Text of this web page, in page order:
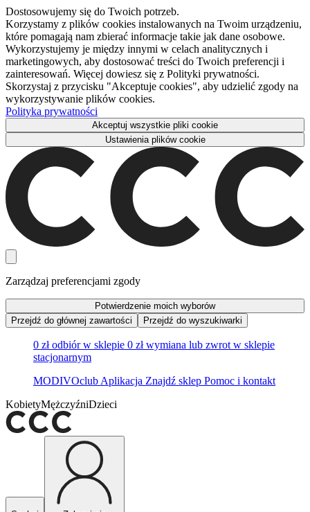
Dostosowujemy się do Twoich potrzeb.
Korzystamy z plików cookies instalowanych na Twoim urządzeniu,
które pomagają nam zbierać informacje takie jak dane osobowe.
Wykorzystujemy je między innymi w celach analitycznych i
marketingowych, aby dostosować treści do Twoich preferencji i
zainteresowań. Więcej dowiesz się z Polityki prywatności.
Skorzystaj z przycisku "Akceptuje cookies", aby udzielić zgody na
wykorzystywanie plików cookies.
Polityka prywatności
Akceptuj wszystkie pliki cookie
Ustawienia plików cookie
Zarządzaj preferencjami zgody
Potwierdzenie moich wyborów
Przejdź do głównej zawartości
Przejdź do wyszukiwarki
0 zł odbiór w sklepie 0 zł wymiana lub zwrot w sklepie
stacjonarnym
MODIVOclub Aplikacja Znajdź sklep Pomoc i kontakt
KobietyMężczyźniDzieci